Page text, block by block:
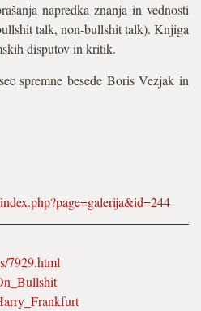
napredka znanja in vednosti
talk, non-bullshit talk). Knjiga
disputov in kritik.
spremne besede Boris Vezjak in
7929.html